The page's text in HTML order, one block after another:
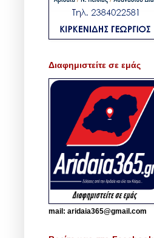
Διαφημιστείτε σε εμάς
mail: aridaia365@gmail.com